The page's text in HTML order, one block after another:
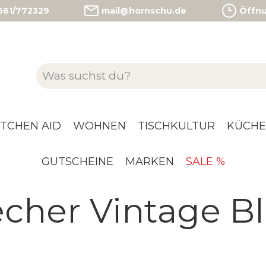
772329 mail@hornschu.de
AID WOHNEN TISCHKULTUR KÜCHE
GUTSCHEINE MARKEN SALE %
Vintage